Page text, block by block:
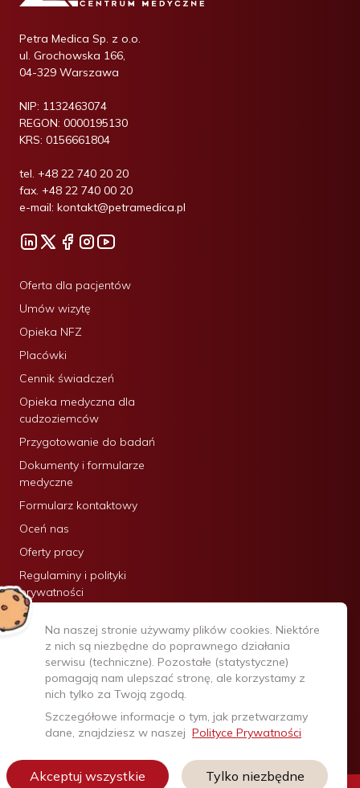
Petra Medica Sp. z o.o.
ul. Grochowska 166,
04-329 Warszawa
NIP: 1132463074
REGON: 0000195130
KRS: 0156661804
tel. +48 22 740 20 20
fax. +48 22 740 00 20
e-mail: kontakt@petramedica.pl
Oferta dla pacjentów
Umów wizytę
Opieka NFZ
Placówki
Cennik świadczeń
Opieka medyczna dla
cudzoziemców
Przygotowanie do badań
Dokumenty i formularze
medyczne
Formularz kontaktowy
Oceń nas
Oferty pracy
Regulaminy i polityki
prywatności
Certyfikaty:
Na naszej stronie używamy plików cookies. Niektóre
z nich są niezbędne do poprawnego działania
serwisu (techniczne). Pozostałe (statystyczne)
pomagają nam ulepszać stronę, ale korzystamy z
nich tylko za Twoją zgodą.
Szczegółowe informacje o tym, jak przetwarzamy
dane, znajdziesz w naszej Polityce Prywatności
Akceptuj wszystkie Tylko niezbędne